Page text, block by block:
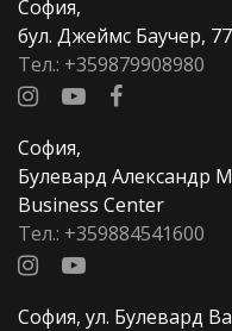
София,
бул. Джеймс Баучер, 77
Тел.: +359879908980
София,
Булевард Александр
Business Center
Тел.: +359884541600
София, ул. Булевард